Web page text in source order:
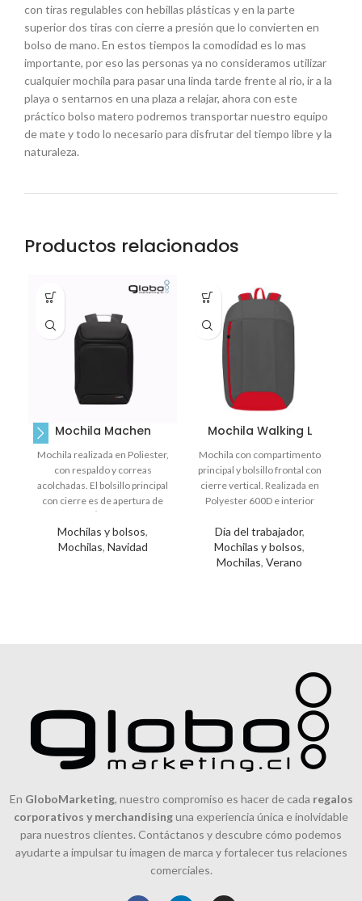
con tiras regulables con hebillas plásticas y en la parte
superior dos tiras con cierre a presión que lo convierten en
bolso de mano. En estos tiempos la comodidad es lo mas
importante, por eso las personas ya no consideramos utilizar
cualquier mochila para pasar una linda tarde frente al rio, ir a la
playa o sentarnos en una plaza a relajar, ahora con este
práctico bolso matero podremos transportar nuestro equipo
de mate y todo lo necesario para disfrutar del tiempo libre y la
naturaleza.
Productos relacionados
Mochila Machen
Mochilas y bolsos,
Mochilas, Navidad
Mochila realizada en Poliester,
con respaldo y correas
acolchadas. El bolsillo principal
con cierre es de apertura de
Mochila Walking L
Día del trabajador,
Mochilas y bolsos,
Mochilas, Verano
Mochila con compartimento
principal y bolsillo frontal con
cierre vertical. Realizada en
Polyester 600D e interior
14,5 cm. Capacidad: 20 Lts.
En GloboMarketing, nuestro compromiso es hacer de cada regalos
corporativos y merchandisinguna experiencia única e inolvidable
para nuestros clientes. Contáctanos y descubre cómo podemos
ayudarte a impulsar tu imagen de marca y fortalecer tus relaciones
comerciales.